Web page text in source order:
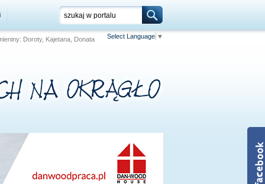
Doroty, Kajetana, Donata Select Language ▼